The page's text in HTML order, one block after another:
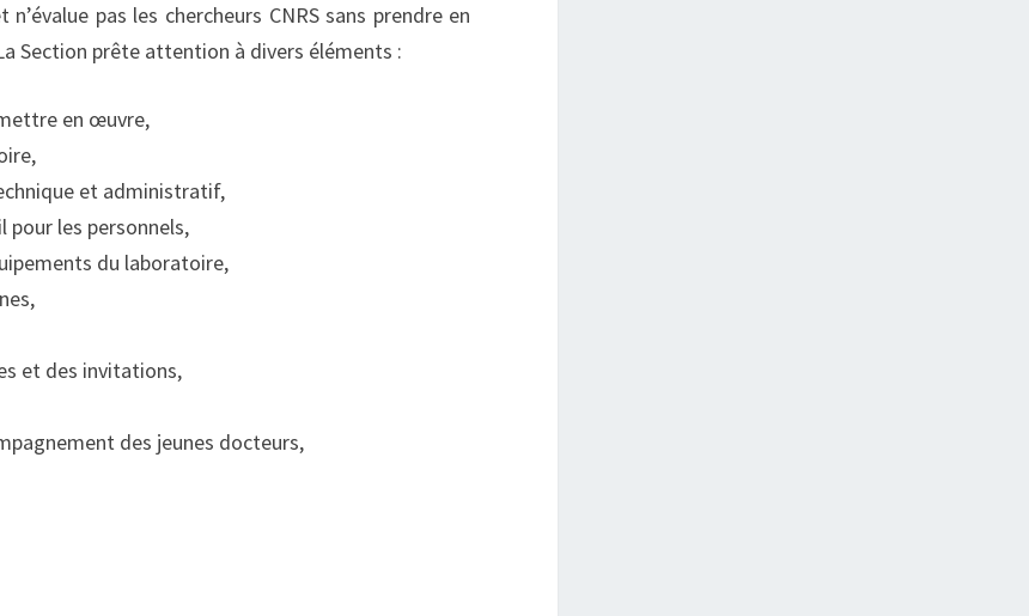
pas les chercheurs CNRS sans prendre en
Section prête attention à divers éléments :
en œuvre,
et administratif,
pour les personnels,
du laboratoire,
et des invitations,
des jeunes docteurs,